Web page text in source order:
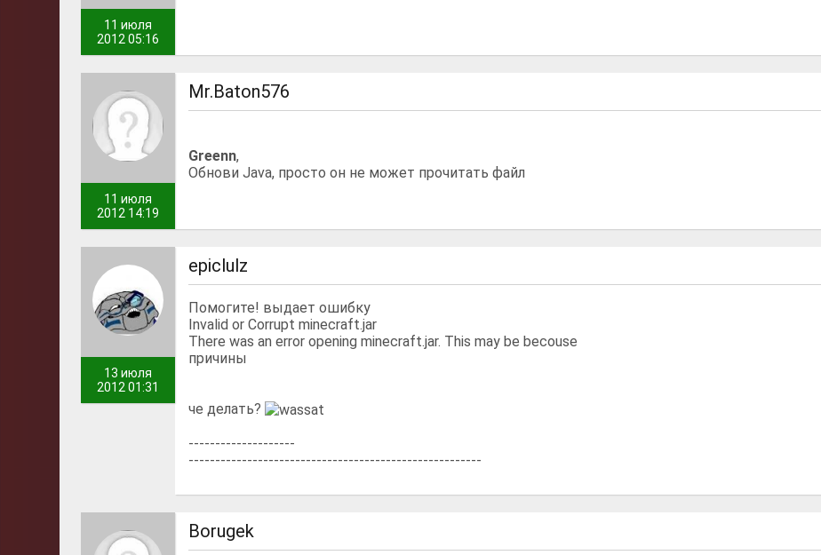
11 июля
2012 05:16
11 июля
2012 14:19
Mr.Baton576
Greenn,
Обнови Java, просто он не может прочитать файл
13 июля
2012 01:31
epiclulz
Помогите! выдает ошибку
Invalid or Corrupt minecraft.jar
There was an error opening minecraft.jar. This may be becouse
причины
че делать?
--------------------
-------------------------------------------------------
Borugek